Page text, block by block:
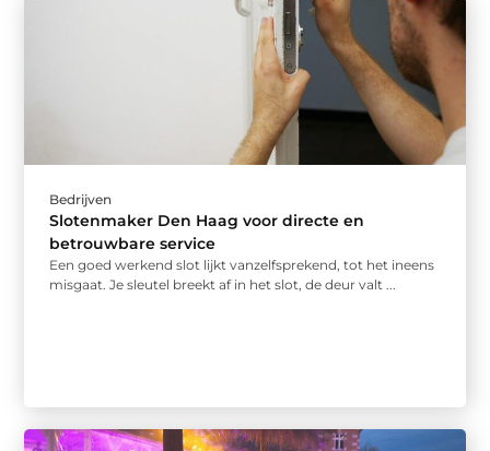
Bedrijven
Slotenmaker Den Haag voor directe en
betrouwbare service
Een goed werkend slot lijkt vanzelfsprekend, tot het ineens
misgaat. Je sleutel breekt af in het slot, de deur valt ...